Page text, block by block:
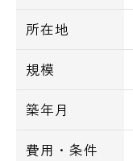
所在地
規模
築年月
費用・条件